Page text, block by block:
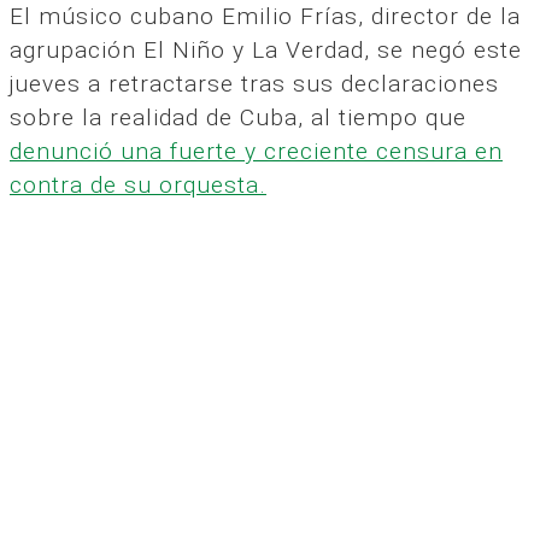
El músico cubano Emilio Frías, director de la
agrupación El Niño y La Verdad, se negó este
jueves a retractarse tras sus declaraciones
sobre la realidad de Cuba, al tiempo que
denunció una fuerte y creciente censura en
contra de su orquesta.